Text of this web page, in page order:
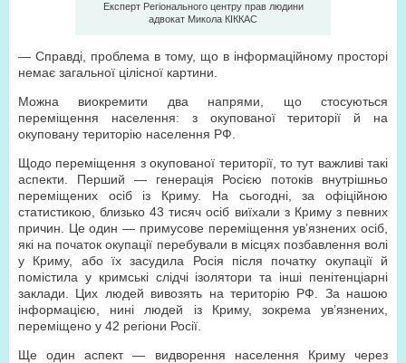
Експерт Регіонального центру прав людини
адвокат Микола КІККАС
— Справді, проблема в тому, що в інформаційному просторі
немає загальної цілісної картини.
Можна виокремити два напрями, що стосуються
переміщення населення: з окупованої території й на
окуповану територію населення РФ.
Щодо переміщення з окупованої території, то тут важливі такі
аспекти. Перший — генерація Росією потоків внутрішньо
переміщених осіб із Криму. На сьогодні, за офіційною
статистикою, близько 43 тисяч осіб виїхали з Криму з певних
причин. Це один — примусове переміщення ув’язнених осіб,
які на початок окупації перебували в місцях позбавлення волі
у Криму, або їх засудила Росія після початку окупації й
помістила у кримські слідчі ізолятори та інші пенітенціарні
заклади. Цих людей вивозять на територію РФ. За нашою
інформацією, нині людей із Криму, зокрема ув’язнених,
переміщено у 42 регіони Росії.
Ще один аспект — видворення населення Криму через